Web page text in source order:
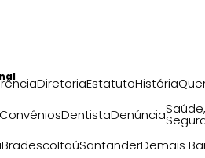
DiretoriaEstatutoHistória
ConvêniosDentistaDenúncia
BradescoItaúSantanderDemais